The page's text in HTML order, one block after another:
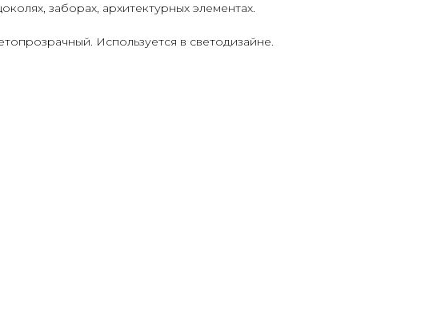
заборах, архитектурных элементах.
Используется в светодизайне.